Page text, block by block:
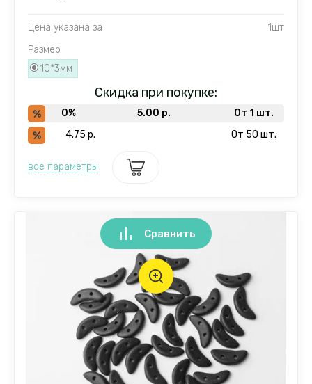
Цена указана за
1шт
Размер
10*3мм
Скидка при покупке:
0% 5.00 р.
От 1 шт.
4.75 р. От 50 шт.
все параметры
Сравнить